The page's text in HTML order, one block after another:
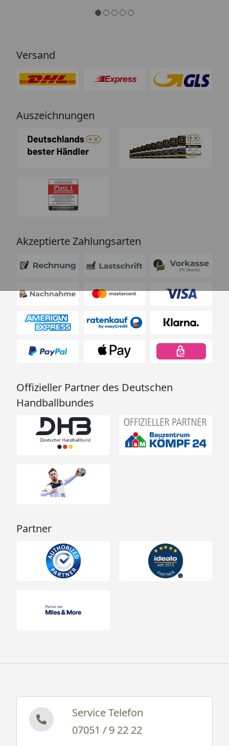
Versand
Auszeichnungen
Akzeptierte Zahlungsarten
Offizieller Partner des Deutschen
Handballbundes
Partner
Service Telefon
07051 / 9 22 22